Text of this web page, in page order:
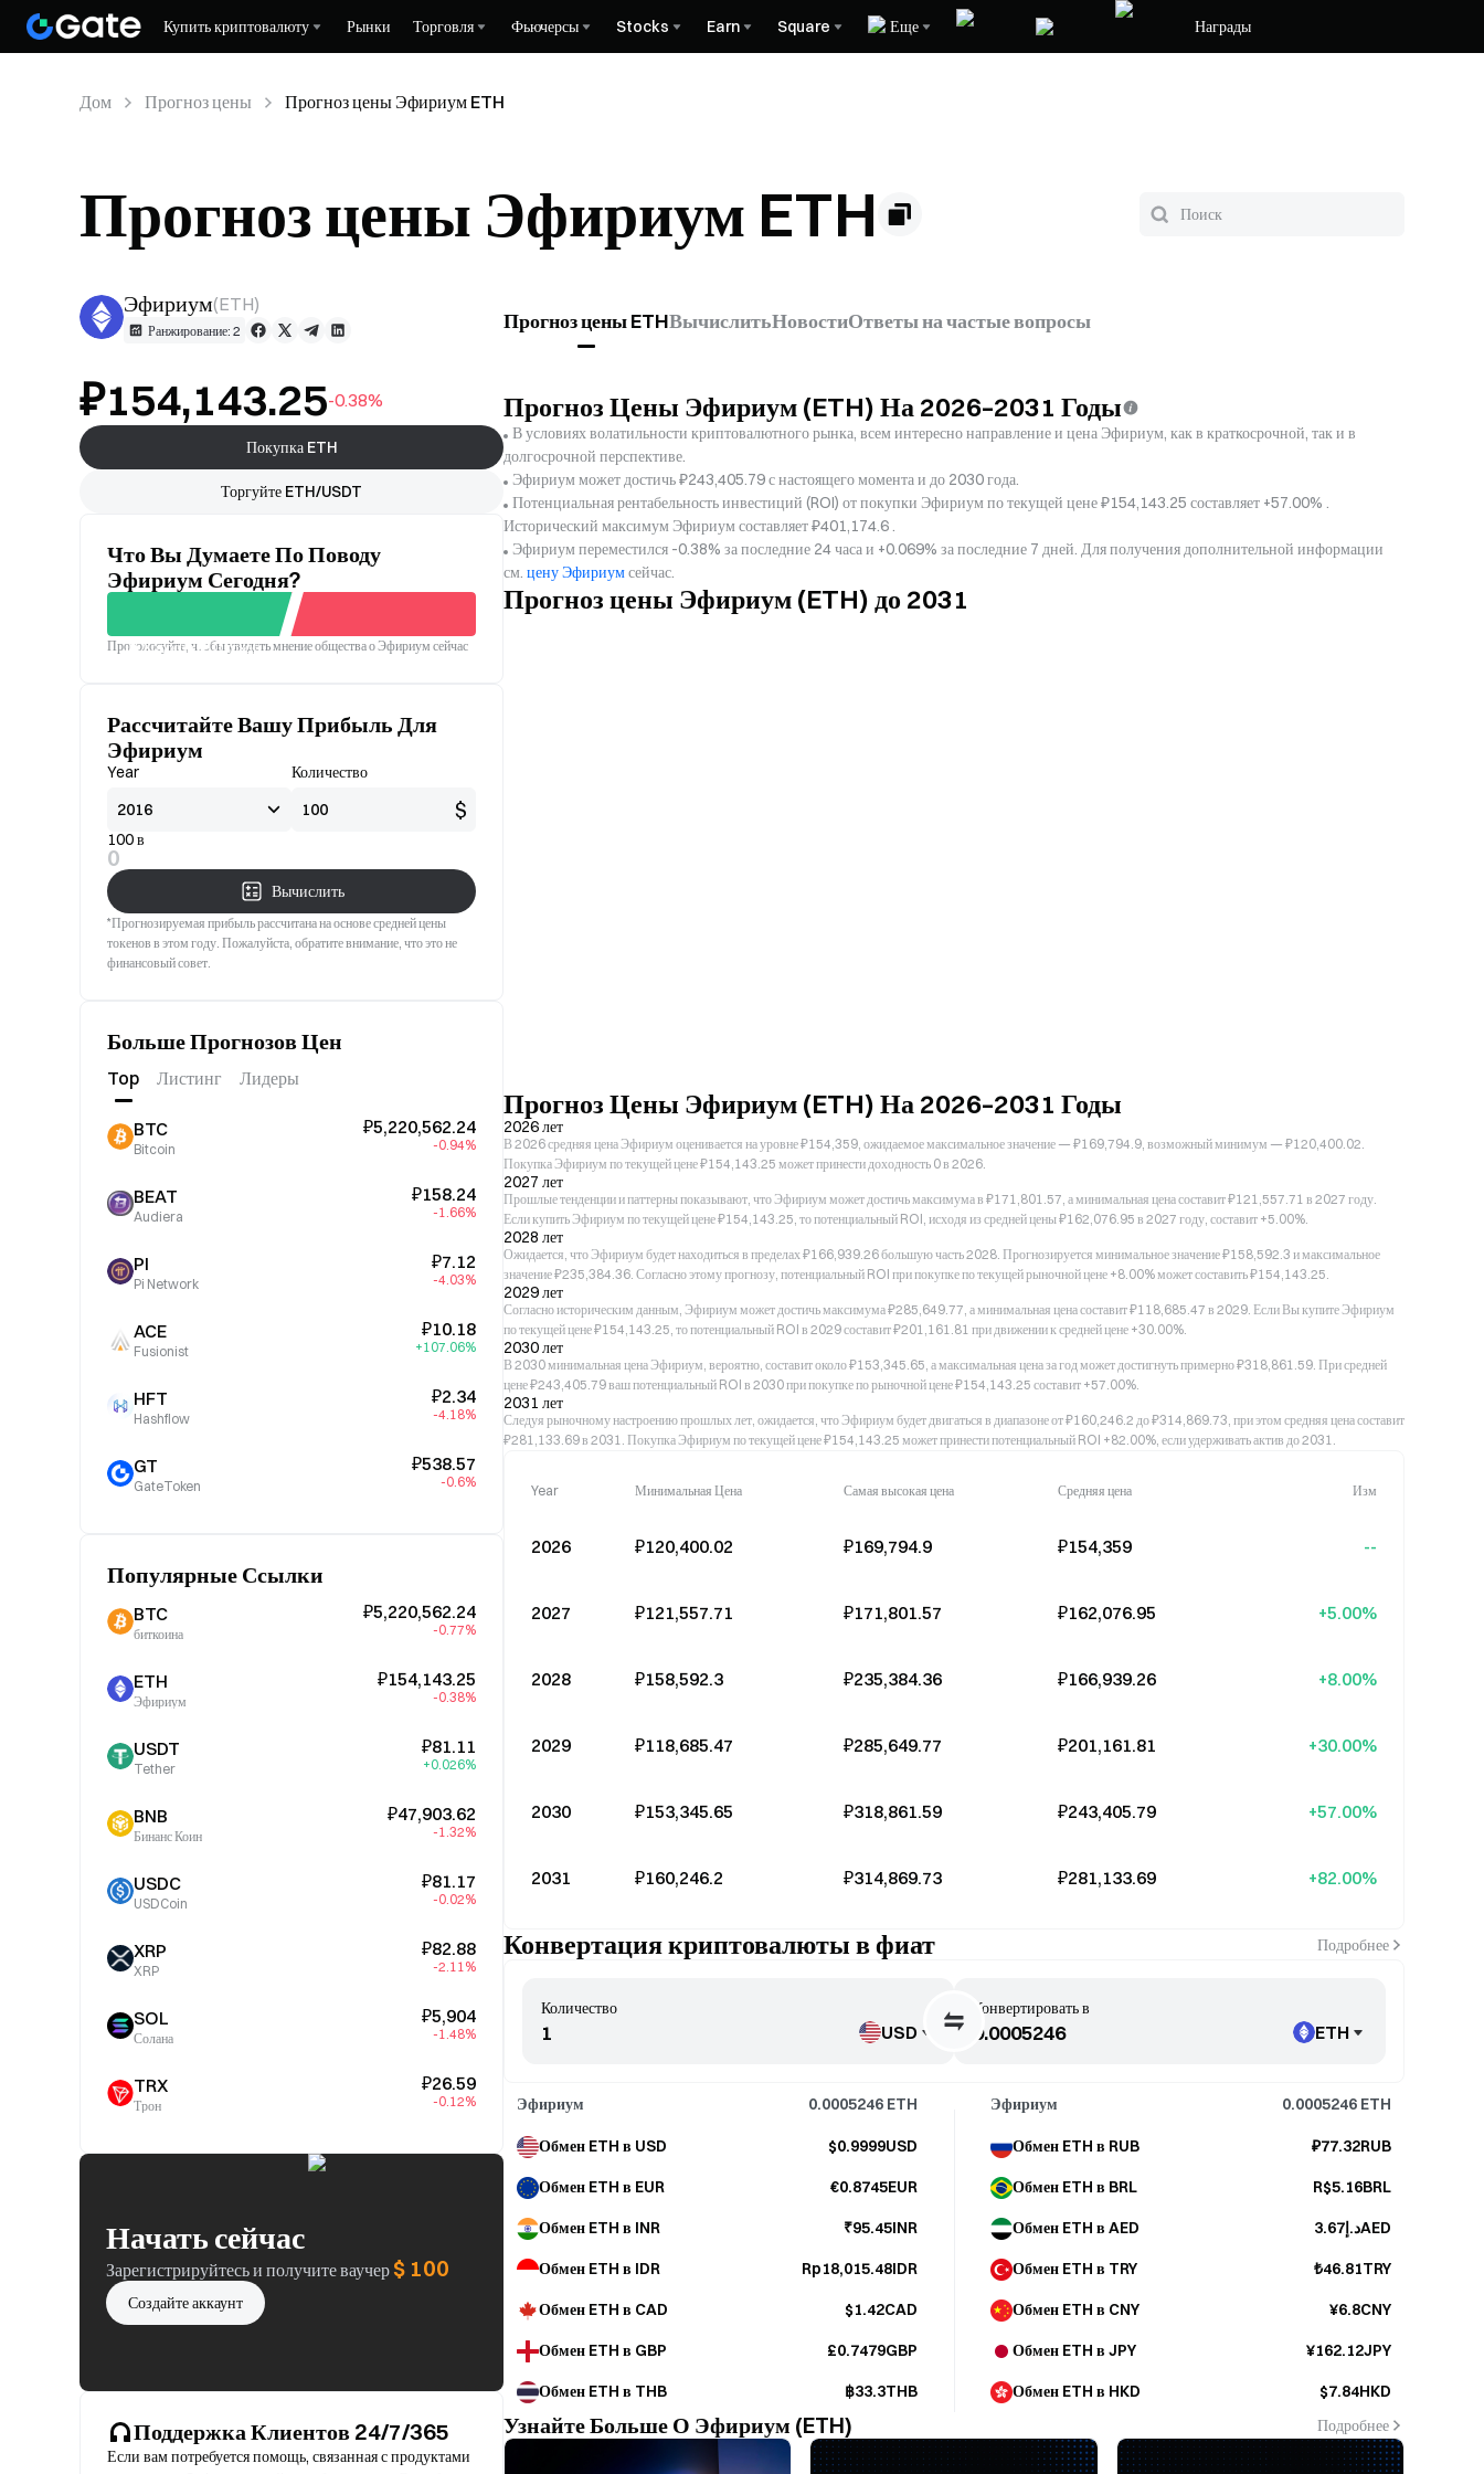
Купить криптовалюту Рынки Торговля Фьючерсы Stocks Earn Square Еще Награды
Дом Прогноз цены Прогноз цены Эфириум ETH
Прогноз цены Эфириум ETH
Эфириум(ETH)
Ранжирование: 2 Прогноз цены ETHВычислитьНовостиОтветы на частые вопросы
₽154,143.25-0.38%
Покупка ETH
Торгуйте ETH/USDT
Что Вы Думаете По Поводу
Эфириум Сегодня?
Хорошо Плохой
Проголосуйте, чтобы увидеть мнение общества о Эфириум сейчас
Рассчитайте Вашу Прибыль Для
Эфириум
Year Количество
$
100 в
0
Вычислить
*Прогнозируемая прибыль рассчитана на основе средней цены
токенов в этом году. Пожалуйста, обратите внимание, что это не
финансовый совет.
Больше Прогнозов Цен
Top Листинг Лидеры
BTC
Bitcoin
₽5,220,562.24
-0.94%
BEAT
Audiera
₽158.24
-1.66%
PI
Pi Network
₽7.12
-4.03%
ACE
Fusionist
₽10.18
+107.06%
HFT
Hashflow
₽2.34
-4.18%
GT
GateToken
₽538.57
-0.6%
Популярные Ссылки
BTC
биткоина
₽5,220,562.24
-0.77%
ETH
Эфириум
₽154,143.25
-0.38%
USDT
Tether
₽81.11
+0.026%
BNB
Бинанс Коин
₽47,903.62
-1.32%
USDC
USDCoin
₽81.17
-0.02%
XRP
XRP
₽82.88
-2.11%
SOL
Солана
₽5,904
-1.48%
TRX
Трон
₽26.59
-0.12%
Начать сейчас
Зарегистрируйтесь и получите ваучер$ 100
Создайте аккаунт
Поддержка Клиентов 24/7/365
Если вам потребуется помощь, связанная с продуктами
Прогноз Цены Эфириум (ETH) На 2026–2031 Годы
В условиях волатильности криптовалютного рынка, всем интересно направление и цена Эфириум, как в краткосрочной, так и в
долгосрочной перспективе.
Эфириум может достичь ₽243,405.79 с настоящего момента и до 2030 года.
Потенциальная рентабельность инвестиций (ROI) от покупки Эфириум по текущей цене ₽154,143.25 составляет +57.00% .
Исторический максимум Эфириум составляет ₽401,174.6 .
Эфириум переместился -0.38% за последние 24 часа и +0.069% за последние 7 дней. Для получения дополнительной информации
см. цену Эфириумсейчас.
Прогноз цены Эфириум (ETH) до 2031
Прогноз Цены Эфириум (ETH) На 2026–2031 Годы
2026 лет
В 2026 средняя цена Эфириум оценивается на уровне ₽154,359, ожидаемое максимальное значение — ₽169,794.9, возможный минимум — ₽120,400.02.
Покупка Эфириум по текущей цене ₽154,143.25 может принести доходность 0 в 2026.
2027 лет
Прошлые тенденции и паттерны показывают, что Эфириум может достичь максимума в ₽171,801.57, а минимальная цена составит ₽121,557.71 в 2027 году.
Если купить Эфириум по текущей цене ₽154,143.25, то потенциальный ROI, исходя из средней цены ₽162,076.95 в 2027 году, составит +5.00%.
2028 лет
Ожидается, что Эфириум будет находиться в пределах ₽166,939.26 большую часть 2028. Прогнозируется минимальное значение ₽158,592.3 и максимальное
значение ₽235,384.36. Согласно этому прогнозу, потенциальный ROI при покупке по текущей рыночной цене +8.00% может составить ₽154,143.25.
2029 лет
Согласно историческим данным, Эфириум может достичь максимума ₽285,649.77, а минимальная цена составит ₽118,685.47 в 2029. Если Вы купите Эфириум
по текущей цене ₽154,143.25, то потенциальный ROI в 2029 составит ₽201,161.81 при движении к средней цене +30.00%.
2030 лет
В 2030 минимальная цена Эфириум, вероятно, составит около ₽153,345.65, а максимальная цена за год может достигнуть примерно ₽318,861.59. При средней
цене ₽243,405.79 ваш потенциальный ROI в 2030 при покупке по рыночной цене ₽154,143.25 составит +57.00%.
2031 лет
Следуя рыночному настроению прошлых лет, ожидается, что Эфириум будет двигаться в диапазоне от ₽160,246.2 до ₽314,869.73, при этом средняя цена составит
₽281,133.69 в 2031. Покупка Эфириум по текущей цене ₽154,143.25 может принести потенциальный ROI +82.00%, если удерживать актив до 2031.
Year Минимальная Цена Самая высокая цена Средняя цена Изм
2026 ₽120,400.02 ₽169,794.9 ₽154,359 --
2027 ₽121,557.71 ₽171,801.57 ₽162,076.95 +5.00%
2028 ₽158,592.3 ₽235,384.36 ₽166,939.26 +8.00%
2029 ₽118,685.47 ₽285,649.77 ₽201,161.81 +30.00%
2030 ₽153,345.65 ₽318,861.59 ₽243,405.79 +57.00%
2031 ₽160,246.2 ₽314,869.73 ₽281,133.69 +82.00%
Конвертация криптовалюты в фиат Подробнее
Конвертировать в
ETH
Количество
USD
Эфириум 0.0005246 ETH
Обмен ETH в USD $0.9999USD
Обмен ETH в EUR €0.8745EUR
Обмен ETH в INR ₹95.45INR
Обмен ETH в IDR Rp18,015.48IDR
Обмен ETH в CAD $1.42CAD
Обмен ETH в GBP £0.7479GBP
Обмен ETH в THB ฿33.3THB
Эфириум 0.0005246 ETH
Обмен ETH в RUB ₽77.32RUB
Обмен ETH в BRL R$5.16BRL
Обмен ETH в AED د.إ3.67AED
Обмен ETH в TRY ₺46.81TRY
Обмен ETH в CNY ¥6.8CNY
Обмен ETH в JPY ¥162.12JPY
Обмен ETH в HKD $7.84HKD
Узнайте Больше О Эфириум (ETH) Подробнее